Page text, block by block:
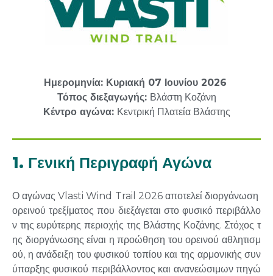
Ημερομηνία: Κυριακή 07 Ιουνίου 2026
Τόπος διεξαγωγής: Βλάστη Κοζάνη
Κέντρο αγώνα: Κεντρική Πλατεία Βλάστης
1. Γενική Περιγραφή Αγώνα
Ο αγώνας Vlasti Wind Trail 2026 αποτελεί διοργάνωση
ορεινού τρεξίματος που διεξάγεται στο φυσικό περιβάλλο
ν της ευρύτερης περιοχής της Βλάστης Κοζάνης.Στόχος τ
ης διοργάνωσης είναι η προώθηση του ορεινού αθλητισμ
ού, η ανάδειξη του φυσικού τοπίου και της αρμονικής συν
ύπαρξης φυσικού περιβάλλοντος και ανανεώσιμων πηγώ